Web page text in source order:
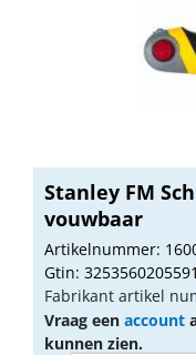
Stanley FM
vouwbaar
Artikelnummer:
Gtin: 3253560205591
Fabrikant artikel
Vraag een account
kunnen zien.